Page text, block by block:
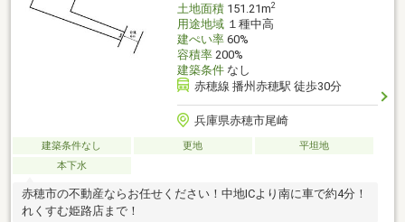
土地面積151.21m2
用途地域１種中高
建ぺい率60%
容積率200%
建築条件なし
赤穂線 播州赤穂駅 徒歩30分
兵庫県赤穂市尾崎
建築条件なし 更地
平坦地
本下水
赤穂市の不動産ならお任せください！中地ICより南に車で約4分！
れくすむ姫路店まで！